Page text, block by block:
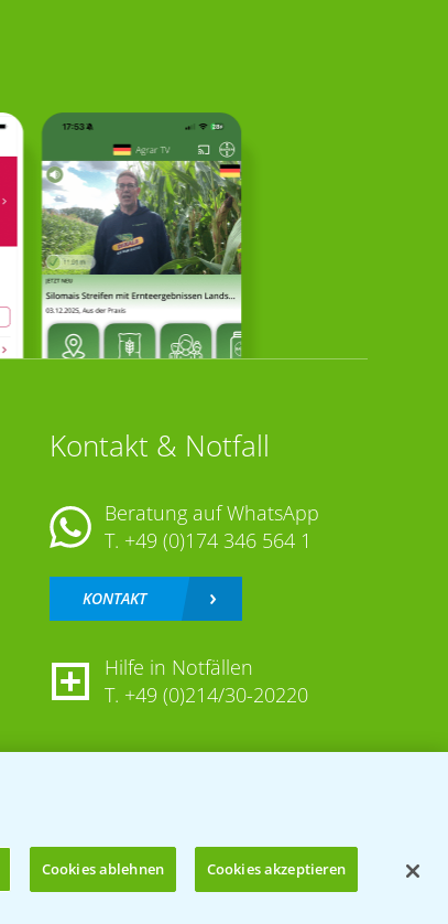
Kontakt & Notfall
Beratung auf WhatsApp
T. +49 (0)174 346 564 1
KONTAKT
Hilfe in Notfällen
T. +49 (0)214/30-20220
Cookies ablehnen Cookies akzeptieren